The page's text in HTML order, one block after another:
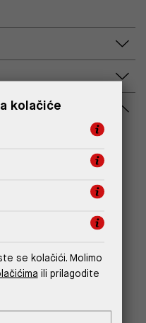
Na upit
kolačiće
se kolačići. Molimo
ili prilagodite